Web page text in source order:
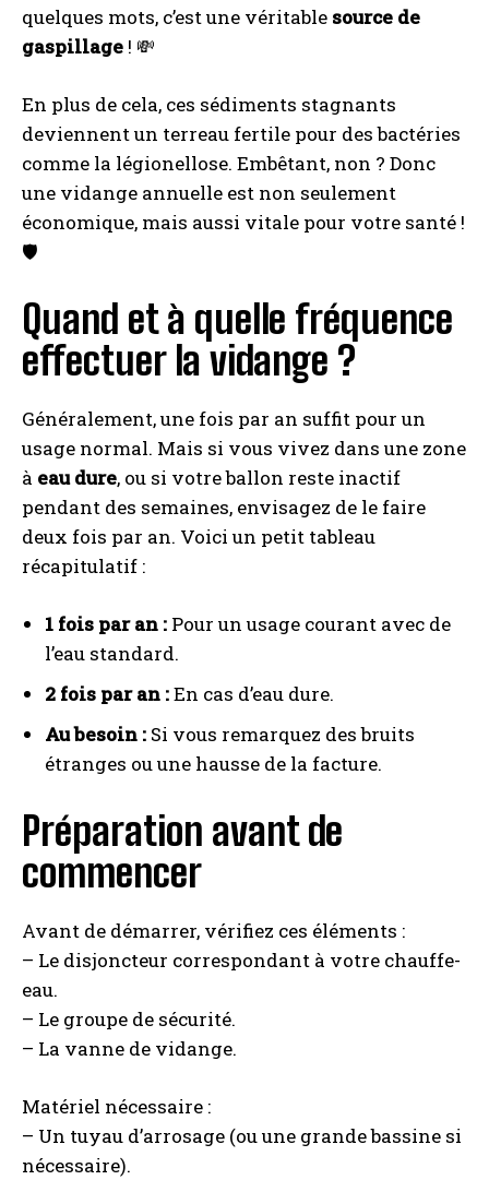
quelques mots, c’est une véritable source de
gaspillage ! 💸
En plus de cela, ces sédiments stagnants
deviennent un terreau fertile pour des bactéries
comme la légionellose. Embêtant, non ? Donc
une vidange annuelle est non seulement
économique, mais aussi vitale pour votre santé !
🛡️
Quand et à quelle fréquence
effectuer la vidange ?
Généralement, une fois par an suffit pour un
usage normal. Mais si vous vivez dans une zone
à eau dure, ou si votre ballon reste inactif
pendant des semaines, envisagez de le faire
deux fois par an. Voici un petit tableau
récapitulatif :
1 fois par an : Pour un usage courant avec de
l’eau standard.
2 fois par an :En cas d’eau dure.
Au besoin : Si vous remarquez des bruits
étranges ou une hausse de la facture.
Préparation avant de
commencer
Avant de démarrer, vérifiez ces éléments :
– Le disjoncteur correspondant à votre chauffe-
eau.
– Le groupe de sécurité.
– La vanne de vidange.
Matériel nécessaire :
– Un tuyau d’arrosage (ou une grande bassine si
nécessaire).